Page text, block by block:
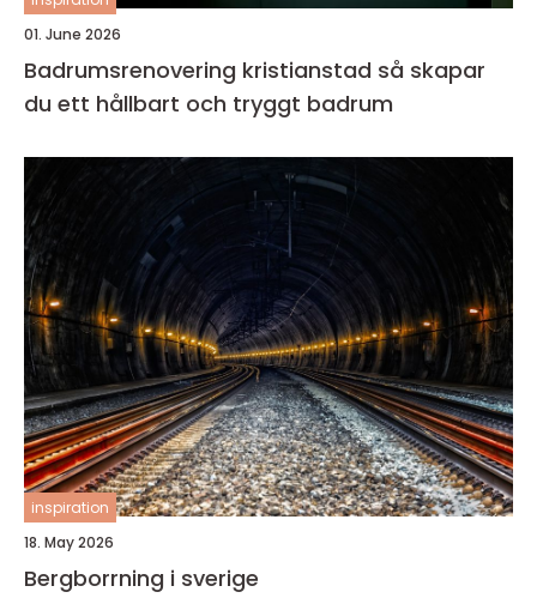
01. June 2026
Badrumsrenovering kristianstad så skapar
du ett hållbart och tryggt badrum
inspiration
18. May 2026
Bergborrning i sverige